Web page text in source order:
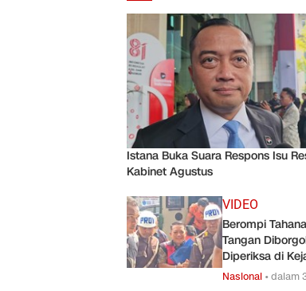
Istana Buka Suara Respons Isu
Kabinet Agustus
VIDEO
Berompi
Tangan
Diperiksa di
Nasional •dalam